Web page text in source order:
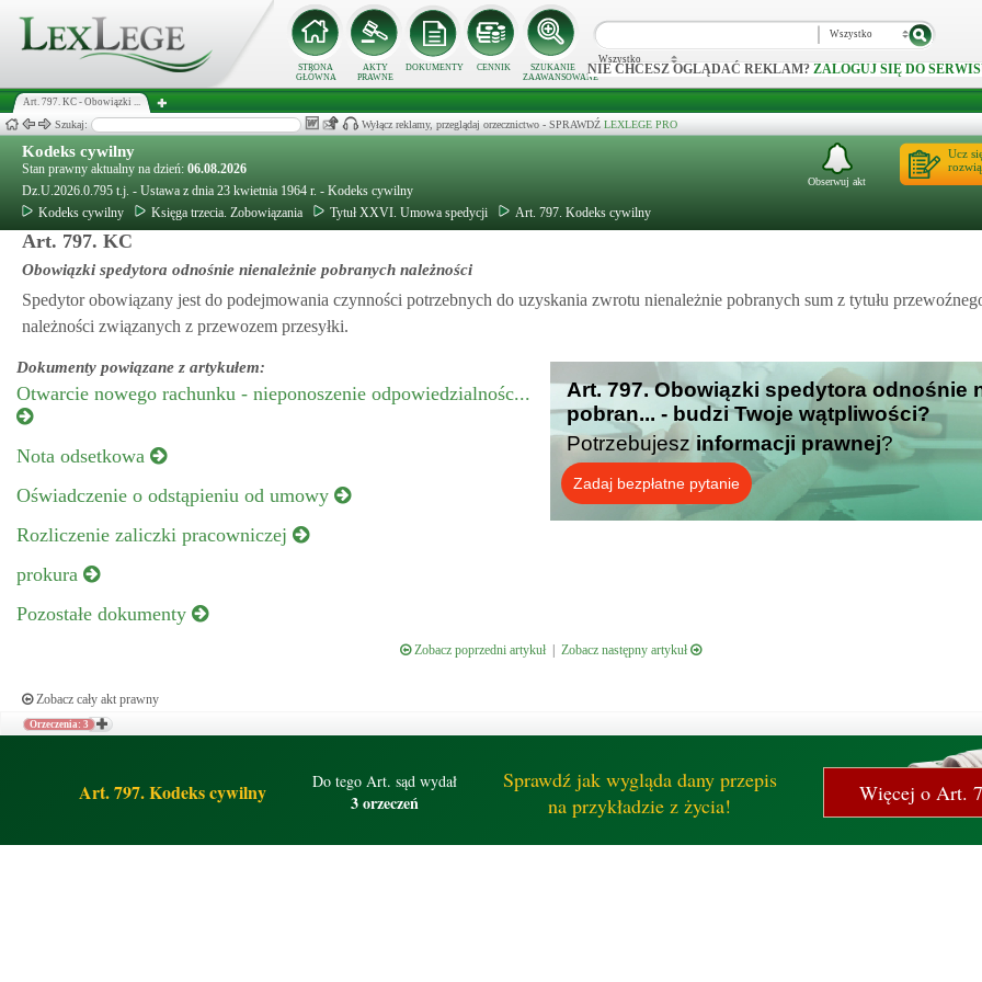
STRONA
GŁÓWNA
AKTY
PRAWNE
DOKUMENTY CENNIK
SZUKANIE
ZAAWANSOWANE
Wszystko
Wszystko
NIE CHCESZ OGLĄDAĆ REKLAM? ZALOGUJ SIĘ DO
Art. 797. KC - Obowiązki ...
Szukaj: Wyłącz reklamy, przeglądaj orzecznictwo - SPRAWDŹ LEXLEGE PRO
Kodeks cywilny
Stan prawny aktualny na dzień: 06.08.2026
Dz.U.2026.0.795 t.j. - Ustawa z dnia 23 kwietnia 1964 r. - Kodeks cywilny
Kodeks cywilny
Księga trzecia. Zobowiązania Tytuł XXVI. Umowa spedycji Art. 797. Kodeks cywilny
Ucz
Obserwuj akt
Art. 797. KC
Obowiązki spedytora odnośnie nienależnie pobranych należności
Spedytor obowiązany jest do podejmowania czynności potrzebnych do uzyskania zwrotu nienależnie pobranych sum z tytułu
należności związanych z przewozem przesyłki.
Dokumenty powiązane z artykułem:
Otwarcie nowego rachunku - nieponoszenie odpowiedzialnośc...
Nota odsetkowa
Oświadczenie o odstąpieniu od umowy
Rozliczenie zaliczki pracowniczej
prokura
Pozostałe dokumenty
Art. 797. Obowiązki spedytora odnośnie
pobran... - budzi Twoje wątpliwości?
Potrzebujesz informacji prawnej?
Zadaj bezpłatne pytanie
Zobacz poprzedni artykuł| Zobacz następny artykuł
Zobacz cały akt prawny
Orzeczenia: 3
Art. 797. Kodeks cywilny Do tego Art. sąd wydał
3 orzeczeń
Sprawdź jak wygląda dany przepis
na przykładzie z życia!
Więcej o Art.